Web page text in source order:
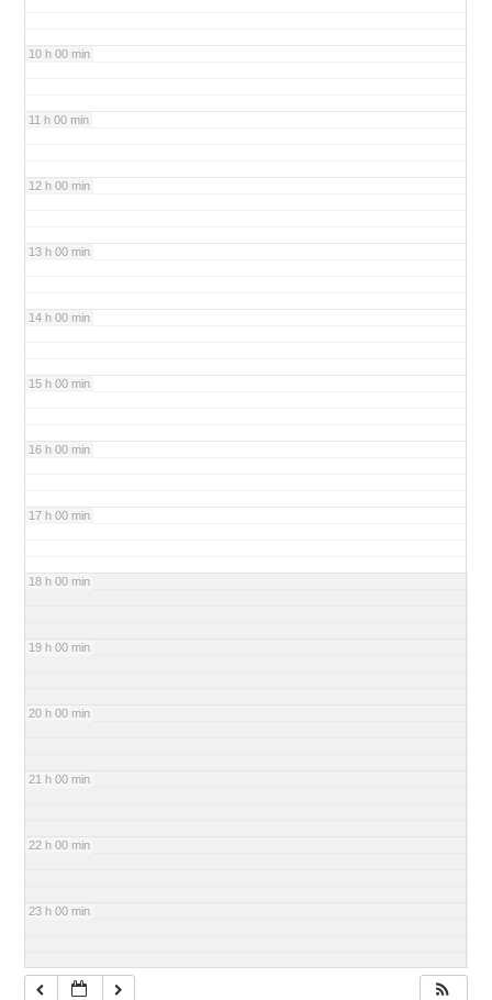
10 h 00 min
11 h 00 min
12 h 00 min
13 h 00 min
14 h 00 min
15 h 00 min
16 h 00 min
17 h 00 min
18 h 00 min
19 h 00 min
20 h 00 min
21 h 00 min
22 h 00 min
23 h 00 min